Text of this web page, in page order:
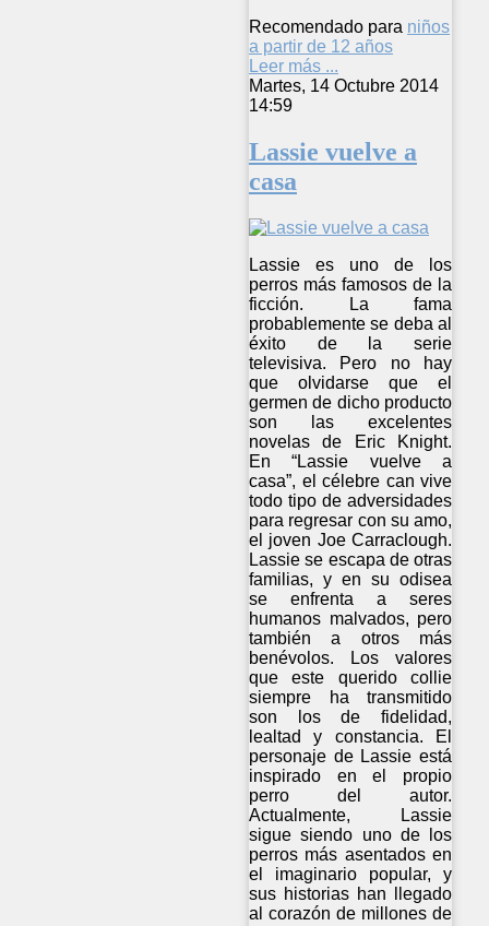
Recomendado para niños
a partir de 12 años
Leer más ...
Martes, 14 Octubre 2014
14:59
Lassie vuelve a
casa
Lassie es uno de los
perros más famosos de la
ficción. La fama
probablemente se deba al
éxito de la serie
televisiva. Pero no hay
que olvidarse que el
germen de dicho producto
son las excelentes
novelas de Eric Knight.
En “Lassie vuelve a
casa”, el célebre can vive
todo tipo de adversidades
para regresar con su amo,
el joven Joe Carraclough.
Lassie se escapa de otras
familias, y en su odisea
se enfrenta a seres
humanos malvados, pero
también a otros más
benévolos. Los valores
que este querido collie
siempre ha transmitido
son los de fidelidad,
lealtad y constancia. El
personaje de Lassie está
inspirado en el propio
perro del autor.
Actualmente, Lassie
sigue siendo uno de los
perros más asentados en
el imaginario popular, y
sus historias han llegado
al corazón de millones de